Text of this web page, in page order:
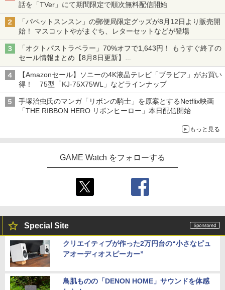
話を「TVer」にて期間限定で順次無料配信開始
「パペットスンスン」の郵便局限定グッズが8月12日より販売開
始！ マスコットやがまぐち、レターセットなどが登場
「オクトパストラベラー」70%オフで1,643円！ もうすぐ終了の
セール情報まとめ【8月8日更新】
ニンテンドーeショップでは「大神 絶景版」が67%オフで990円
【Amazonセール】ソニーの4K液晶テレビ「ブラビア」がお買い
得！ 75型「KJ-75X75WL」などラインナップ
手塚治虫氏のマンガ「リボンの騎士」を原案とするNetflix映画
「THE RIBBON HERO リボンヒーロー」本日配信開始
もっと見る
GAME Watch をフォローする
Special Site
クリエイティブが作った2万円台の“小さなピュ
アオーディオスピーカー”
鳥肌ものの「DENON HOME」サウンドを体感